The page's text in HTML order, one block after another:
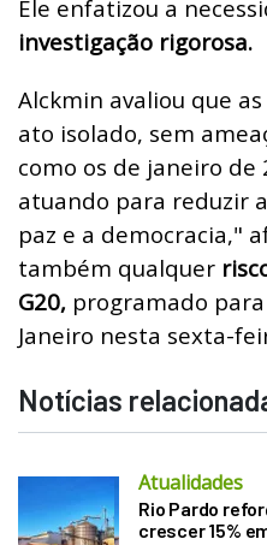
Ele enfatizou a
investigação rigorosa.
Alckmin avaliou que
ato isolado, sem
como os de janeiro de
atuando para reduzir
paz e a democracia,"
também qualquer
G20, programado
Janeiro nesta sexta-
Notícias
Atualidades
Rio Pardo
crescer 15%